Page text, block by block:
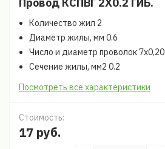
Количество жил 2
Диаметр жилы, мм 0.6
Число и диаметр проволок 7х0,20
Сечение жилы, мм2 0.2
Посмотреть все характеристики
Стоимость:
17 руб.